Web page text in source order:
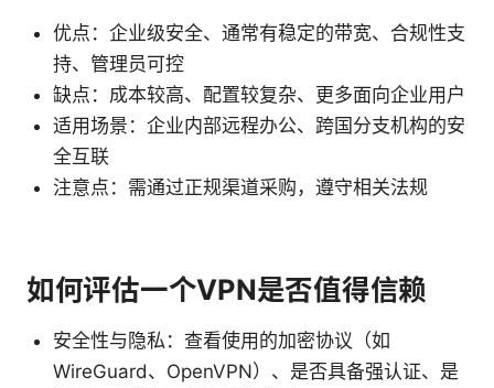
优点：企业级安全、通常有稳定的带宽、合规性支
持、管理员可控
缺点：成本较高、配置较复杂、更多面向企业用户
适用场景：企业内部远程办公、跨国分支机构的安
全互联
注意点：需通过正规渠道采购，遵守相关法规
如何评估一个VPN是否值得信赖
安全性与隐私：查看使用的加密协议（如
WireGuard、OpenVPN）、是否具备强认证、是